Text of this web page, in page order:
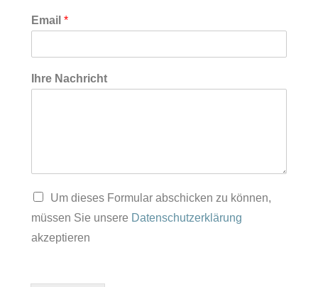
E
m
i
*
Email *
Ihre Nachricht
Um dieses Formular abschicken zu können,
müssen Sie unsere Datenschutzerklärung
akzeptieren